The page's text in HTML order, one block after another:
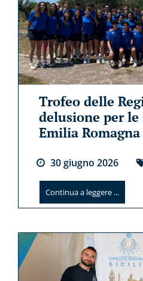
Trofeo delle
delusione per
Emilia Romagna
30giugno 2026
Continua a leggere ...